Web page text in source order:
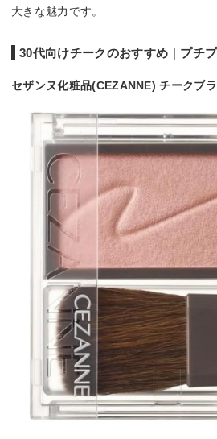
大きな魅力です。
30代向けチークのおすすめ｜プチ
セザンヌ化粧品(CEZANNE) チークブ